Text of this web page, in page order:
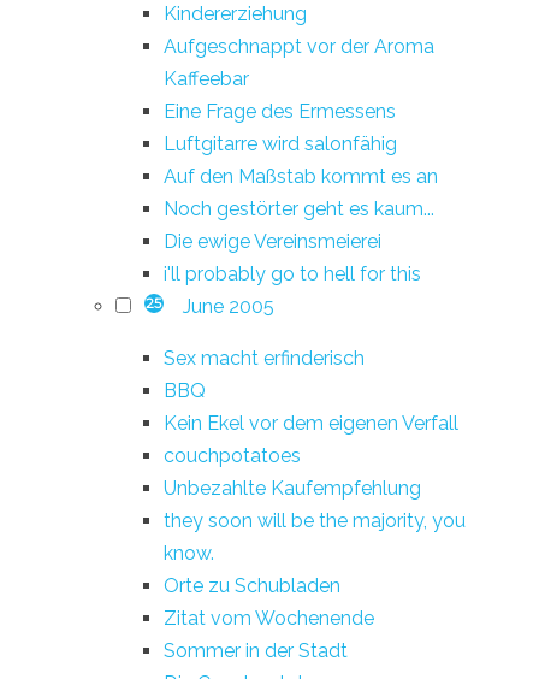
Kindererziehung
Aufgeschnappt vor der Aroma
Kaffeebar
Eine Frage des Ermessens
Luftgitarre wird salonfähig
Auf den Maßstab kommt es an
Noch gestörter geht es kaum...
Die ewige Vereinsmeierei
i'll probably go to hell for this
25 June 2005
Sex macht erfinderisch
BBQ
Kein Ekel vor dem eigenen Verfall
couchpotatoes
Unbezahlte Kaufempfehlung
they soon will be the majority, you
know.
Orte zu Schubladen
Zitat vom Wochenende
Sommer in der Stadt